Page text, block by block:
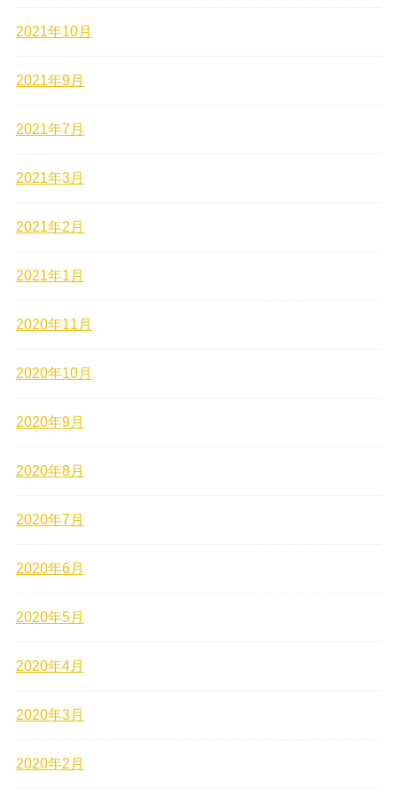
2021年10月
2021年9月
2021年7月
2021年3月
2021年2月
2021年1月
2020年11月
2020年10月
2020年9月
2020年8月
2020年7月
2020年6月
2020年5月
2020年4月
2020年3月
2020年2月